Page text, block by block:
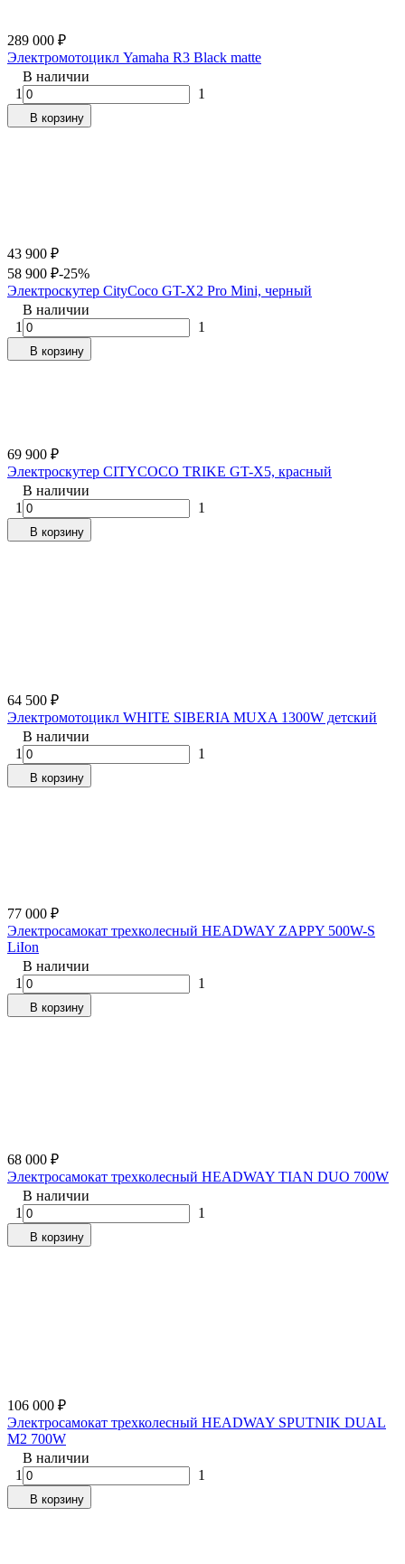
289 000 ₽
Электромотоцикл Yamaha R3 Black matte
В наличии
1
1
В корзину
43 900 ₽
58 900 ₽-25%
Электроскутер CityCoco GT-X2 Pro Mini, черный
В наличии
1
1
В корзину
69 900 ₽
Электроскутер CITYCOCO TRIKE GT-X5, красный
В наличии
1
1
В корзину
64 500 ₽
Электромотоцикл WHITE SIBERIA MUXA 1300W детский
В наличии
1
1
В корзину
77 000 ₽
Электросамокат трехколесный HEADWAY ZAPPY 500W-S
LiIon
В наличии
1
1
В корзину
68 000 ₽
Электросамокат трехколесный HEADWAY TIAN DUO 700W
В наличии
1
1
В корзину
106 000 ₽
Электросамокат трехколесный HEADWAY SPUTNIK DUAL
M2 700W
В наличии
1
1
В корзину